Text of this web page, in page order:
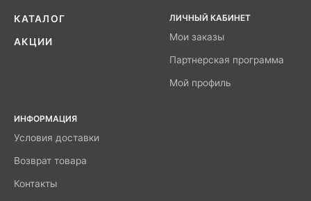
КАТАЛОГ
АКЦИИ
ЛИЧНЫЙ КАБИНЕТ
Мои заказы
Партнерская программа
Мой профиль
ИНФОРМАЦИЯ
Условия доставки
Возврат товара
Контакты